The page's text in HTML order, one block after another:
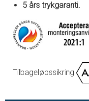
5 års trykgaranti.
Tilbageløbssikring